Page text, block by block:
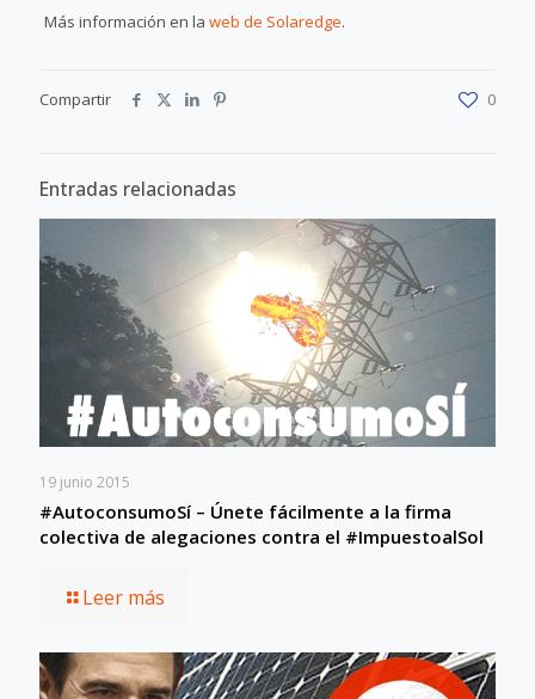
Más información en la web de Solaredge.
Compartir 0
Entradas relacionadas
19 junio 2015
#AutoconsumoSí – Únete fácilmente a la firma
colectiva de alegaciones contra el #ImpuestoalSol
Leer más